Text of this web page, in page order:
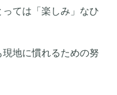
ては「楽しみ」なひ
地に慣れるための努